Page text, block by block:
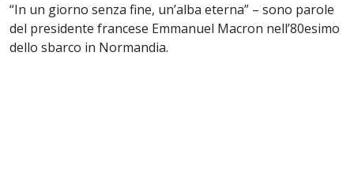
“In un giorno senza fine, un’alba eterna” – sono parole
del presidente francese Emmanuel Macron nell’80esimo
dello sbarco in Normandia.